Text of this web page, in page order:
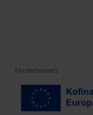
Förderhinweis
Kofinanziert von der EU